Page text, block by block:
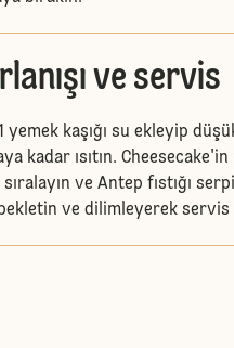
ve servis
yemek kaşığı su ekleyip
kadar ısıtın. Cheesecake'in
ve Antep fıstığı
ve dilimleyerek servis